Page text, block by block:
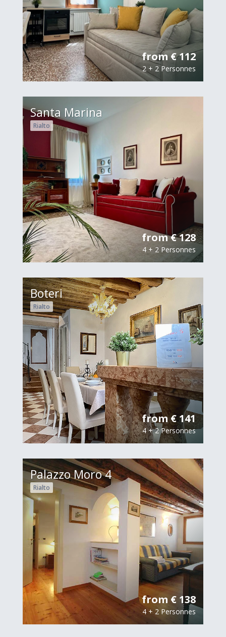
from € 112
2 + 2 Personnes
Santa Marina
Rialto
from € 128
4 + 2 Personnes
Boteri
Rialto
from € 141
4 + 2 Personnes
Palazzo Moro 4
Rialto
from € 138
4 + 2 Personnes